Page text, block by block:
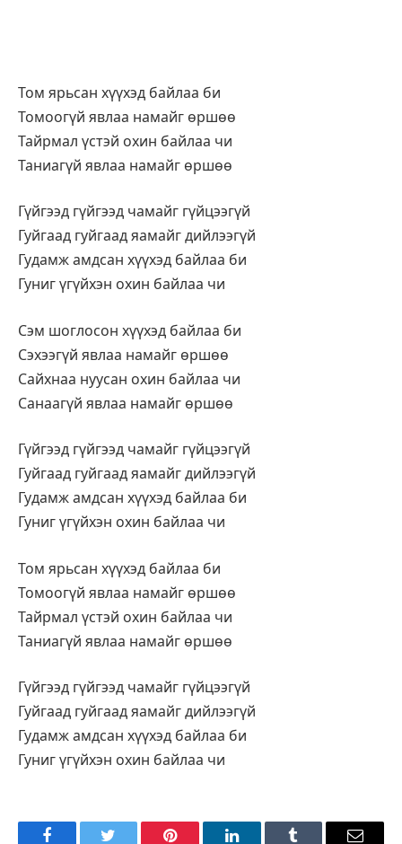
Том ярьсан хүүхэд байлаа би
Томоогүй явлаа намайг өршөө
Тайрмал үстэй охин байлаа чи
Таниагүй явлаа намайг өршөө
Гүйгээд гүйгээд чамайг гүйцээгүй
Гуйгаад гуйгаад яамайг дийлээгүй
Гудамж амдсан хүүхэд байлаа би
Гуниг үгүйхэн охин байлаа чи
Сэм шоглосон хүүхэд байлаа би
Сэхээгүй явлаа намайг өршөө
Сайхнаа нуусан охин байлаа чи
Санаагүй явлаа намайг өршөө
Гүйгээд гүйгээд чамайг гүйцээгүй
Гуйгаад гуйгаад яамайг дийлээгүй
Гудамж амдсан хүүхэд байлаа би
Гуниг үгүйхэн охин байлаа чи
Том ярьсан хүүхэд байлаа би
Томоогүй явлаа намайг өршөө
Тайрмал үстэй охин байлаа чи
Таниагүй явлаа намайг өршөө
Гүйгээд гүйгээд чамайг гүйцээгүй
Гуйгаад гуйгаад яамайг дийлээгүй
Гудамж амдсан хүүхэд байлаа би
Гуниг үгүйхэн охин байлаа чи